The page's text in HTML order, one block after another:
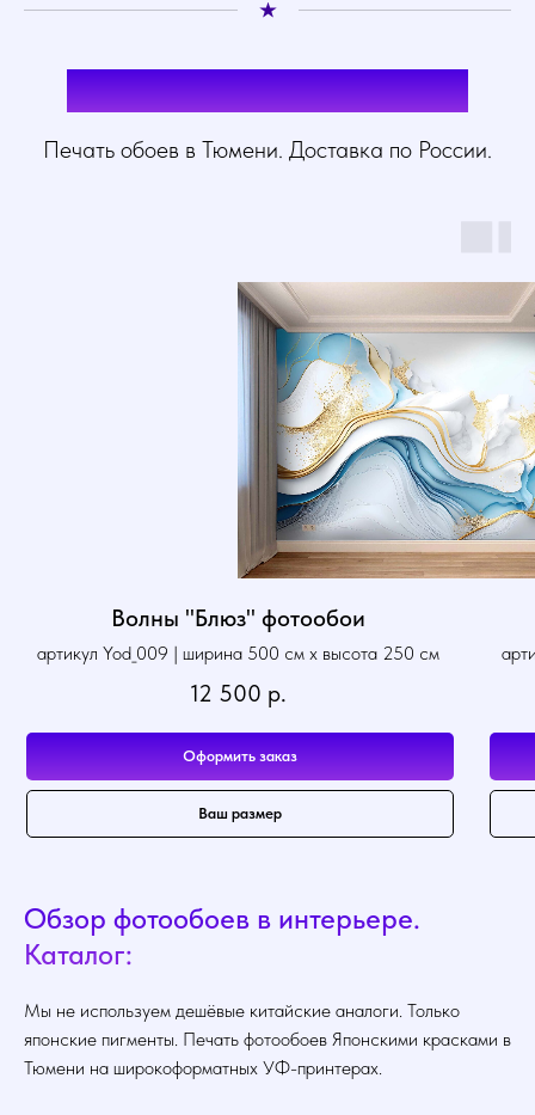
Флюид камень фотообои
Печать обоев в Тюмени. Доставка по России.
Волны "Блюз" фотообои
артикул Yod_009 | ширина 500 см х высота 250 см
12 500 р.
Оформить заказ
Ваш размер
Обзор фотообоев в интерьере.
Каталог:
Мы не используем дешёвые китайские аналоги. Только
японские пигменты. Печать фотообоев Японскими красками в
Тюмени на широкоформатных УФ-принтерах.